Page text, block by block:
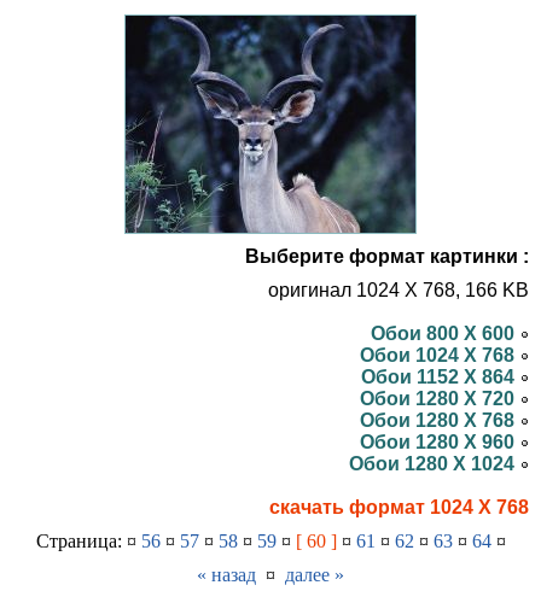
Выберите формат картинки :
оригинал 1024 X 768, 166 KB
Обои 800 X 600
Обои 1024 X 768
Обои 1152 X 864
Обои 1280 X 720
Обои 1280 X 768
Обои 1280 X 960
Обои 1280 X 1024
скачать формат 1024 X 768
Страница: ¤ 56¤ 57¤ 58¤ 59¤ [ 60 ]¤ 61 ¤ 62 ¤ 63¤ 64¤
« назад ¤ далее »